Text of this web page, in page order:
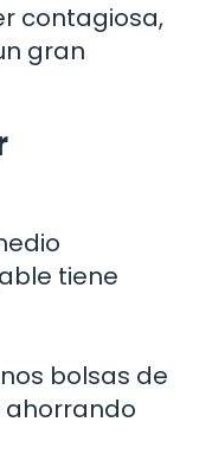
contagiosa,
gran
tiene
bolsas de
ahorrando